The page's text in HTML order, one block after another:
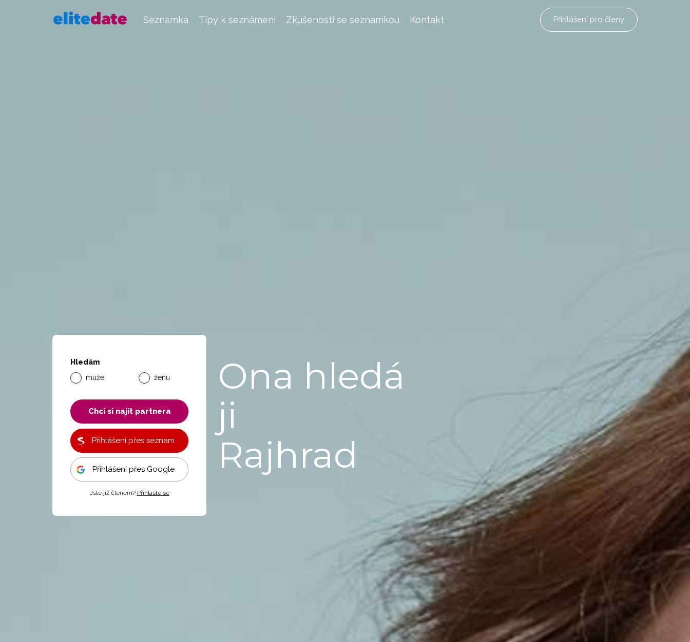
Seznamka Tipy k seznámení Zkušenosti se seznamkou Kontakt Přihlášení pro členy
Hledám
muže
ženu
Chci si najít partnera
Přihlášení přes seznam
Přihlášení přes Google
Jste již členem? Přihlaste se
Ona hledá
ji
Rajhrad